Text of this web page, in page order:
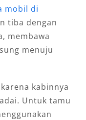
mobil di
tiba dengan
membawa
menuju
kabinnya
Untuk tamu